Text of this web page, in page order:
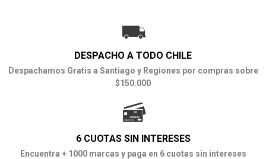
DESPACHO A TODO CHILE
Despachamos Gratis a Santiago y Regiones por compras sobre
$150.000
6 CUOTAS SIN INTERESES
Encuentra + 1000 marcas y paga en 6 cuotas sin intereses